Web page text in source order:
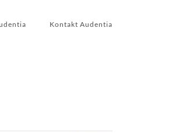
Kontakt Audentia